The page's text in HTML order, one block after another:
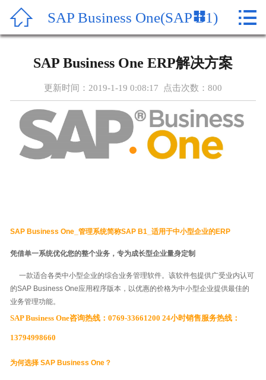
 首页
SAP新闻
SAP报价
在线留言
 SAP Business One(SAP B1)
 
SAP Business One ERP解决方案
更新时间：2019-1-19 0:08:17 点击次数： 800
SAP Business One_管理系统简称SAP B1_适用于中小型企业的ERP
凭借单一系统优化您的整个业务，专为成长型企业量身定制
一款适合各类中小型企业的综合业务管理软件。该软件包提供广受业内认可
的SAP Business One应用程序版本，以优惠的价格为中小型企业提供最佳的
业务管理功能。
SAP Business One咨询热线：0769-33661200 24小时销售服务热线：
13794998660
为何选择 SAP Business One？